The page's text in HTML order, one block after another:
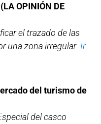
OPINIÓN DE
el trazado de las
una zona irregular Ir
del turismo de
del casco